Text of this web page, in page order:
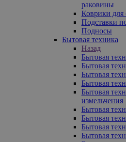
раковины
Коврики для
Подставки
Подносы
Бытовая техника
Назад
Бытовая
Бытовая
Бытовая
Бытовая
Бытовая
измельчения
Бытовая
Бытовая
Бытовая
Бытовая